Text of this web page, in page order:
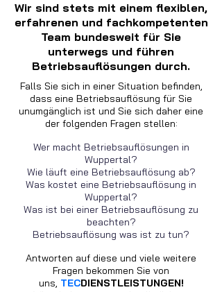
Wir sind stets mit einem flexiblen,
erfahrenen und fachkompetenten
Team bundesweit für Sie
unterwegs und führen
Betriebsauflösungen durch.
Falls Sie sich in einer Situation befinden,
dass eine Betriebsauflösung für Sie
unumgänglich ist und Sie sich daher eine
der folgenden Fragen stellen:
Wer macht Betriebsauflösungen in
Wuppertal?
Wie läuft eine Betriebsauflösung ab?
Was kostet eine Betriebsauflösung in
Wuppertal?
Was ist bei einer Betriebsauflösung zu
beachten?
Betriebsauflösung was ist zu tun?
Antworten auf diese und viele weitere
Fragen bekommen Sie von
uns, TECDIENSTLEISTUNGEN!